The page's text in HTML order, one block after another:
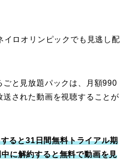
イロオリンピックでも見逃し配
ごと見放題パックは、月額990
された動画を視聴することが
ると31日間無料トライアル期
に解約すると無料で動画を見